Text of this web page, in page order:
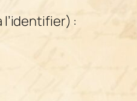
l’identifier) :